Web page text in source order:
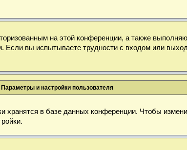
на этой конференции, а также
Если вы испытываете трудности с входом или
Параметры и настройки пользователя
хранятся в базе данных конференции. Чтобы